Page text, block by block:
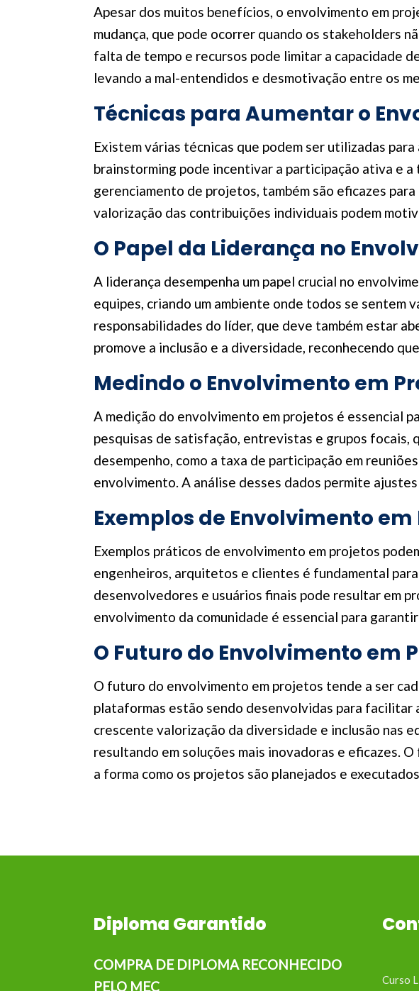
Apesar dos muitos benefícios, o envolvimento em
mudança, que pode ocorrer quando os stakeholders
falta de tempo e recursos pode limitar a capacidade
levando a mal-entendidos e desmotivação entre os
Técnicas para Aumentar o
Existem várias técnicas que podem ser utilizadas
brainstorming pode incentivar a participação ativa e
gerenciamento de projetos, também são eficazes
valorização das contribuições individuais podem
O Papel da Liderança no
A liderança desempenha um papel crucial no
equipes, criando um ambiente onde todos se sentem
responsabilidades do líder, que deve também estar
promove a inclusão e a diversidade, reconhecendo
Medindo o Envolvimento em
A medição do envolvimento em projetos é essencial
pesquisas de satisfação, entrevistas e grupos focais,
desempenho, como a taxa de participação em
envolvimento. A análise desses dados permite
Exemplos de Envolvimento em
Exemplos práticos de envolvimento em projetos
engenheiros, arquitetos e clientes é fundamental
desenvolvedores e usuários finais pode resultar em
envolvimento da comunidade é essencial para
O Futuro do Envolvimento em
O futuro do envolvimento em projetos tende a ser
plataformas estão sendo desenvolvidas para facilitar
crescente valorização da diversidade e inclusão nas
resultando em soluções mais inovadoras e eficazes.
a forma como os projetos são planejados e
Diploma Garantido
COMPRA DE DIPLOMA RECONHECIDO
PELO MEC
Curso